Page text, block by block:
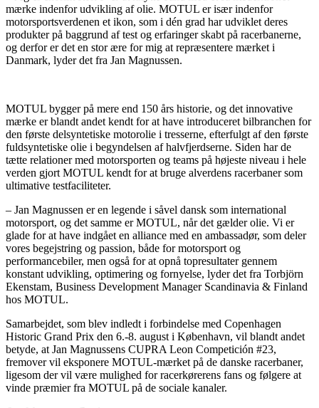
mærke indenfor udvikling af olie. MOTUL er især indenfor
motorsportsverdenen et ikon, som i dén grad har udviklet deres
produkter på baggrund af test og erfaringer skabt på racerbanerne,
og derfor er det en stor ære for mig at repræsentere mærket i
Danmark, lyder det fra Jan Magnussen.
MOTUL bygger på mere end 150 års historie, og det innovative
mærke er blandt andet kendt for at have introduceret bilbranchen for
den første delsyntetiske motorolie i tresserne, efterfulgt af den første
fuldsyntetiske olie i begyndelsen af halvfjerdserne. Siden har de
tætte relationer med motorsporten og teams på højeste niveau i hele
verden gjort MOTUL kendt for at bruge alverdens racerbaner som
ultimative testfaciliteter.
– Jan Magnussen er en legende i såvel dansk som international
motorsport, og det samme er MOTUL, når det gælder olie. Vi er
glade for at have indgået en alliance med en ambassadør, som deler
vores begejstring og passion, både for motorsport og
performancebiler, men også for at opnå topresultater gennem
konstant udvikling, optimering og fornyelse, lyder det fra Torbjörn
Ekenstam, Business Development Manager Scandinavia & Finland
hos MOTUL.
Samarbejdet, som blev indledt i forbindelse med Copenhagen
Historic Grand Prix den 6.-8. august i København, vil blandt andet
betyde, at Jan Magnussens CUPRA Leon Competición #23,
fremover vil eksponere MOTUL-mærket på de danske racerbaner,
ligesom der vil være mulighed for racerkørerens fans og følgere at
vinde præmier fra MOTUL på de sociale kanaler.